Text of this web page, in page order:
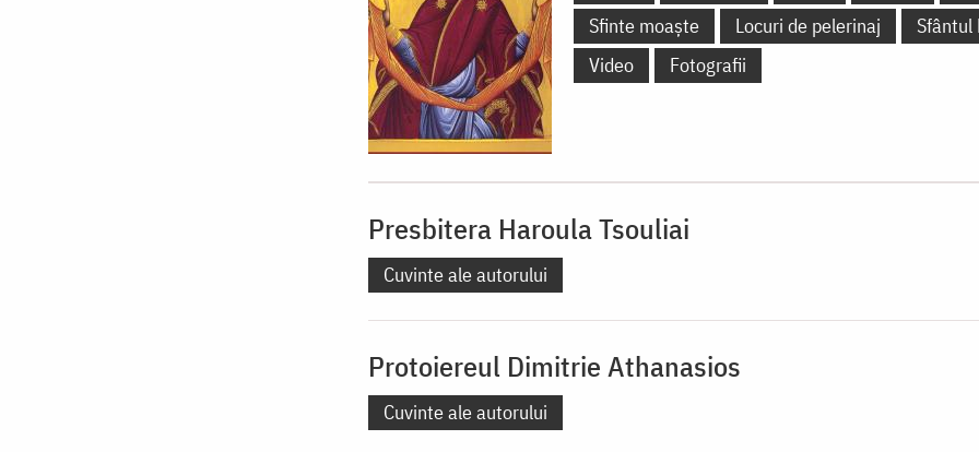
Sfinte moaște
Locuri de pelerinaj
Sfântul
Video
Fotografii
Presbitera Haroula Tsouliai
Cuvinte ale autorului
Protoiereul Dimitrie Athanasios
Cuvinte ale autorului